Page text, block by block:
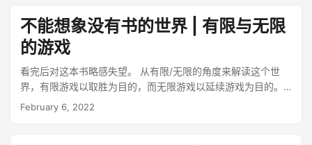
了。 如果有任何想法，直接联系我！感兴趣的话，也给这篇文
章点个赞吧~
店，如果二手市场发展良好，或许也能倒逼一手市场，从根本
上生产好的东西，而不是垃圾。 二手世界很大很复杂，你有购
置或出售过二手商品吗？对此，又是什么看法呢？
同名的写作群体，全息玫瑰碎片 HologramRose。 到手的这本
实体书，是机核网的特别版，多了一个封套，和一个特别定制
的 PCB 电路板直尺，牛逼疯了！ 关于威廉·吉布森，如果你听
说过这个名字，赛博朋克之父，最著名的便是长篇小说《神经
漫游者》，而在这本《全息玫瑰碎片》中，收录了一些早期的
短篇，你也可以在《神经漫游者》中找到他们的影子。 我仍在
惊叹，威廉·吉布森能用寥寥数笔，就勾勒出“高科技，低生
不能想象没有书的世界 | 有限与无限
的游戏
看完后对这本书略感失望。 从有限/无限的角度来解读这个世
界，有限游戏以取胜为目的，而无限游戏以延续游戏为目的。
这两者最关键的区别就在于，无限游戏的规则必须在进行过程
February 6, 2022